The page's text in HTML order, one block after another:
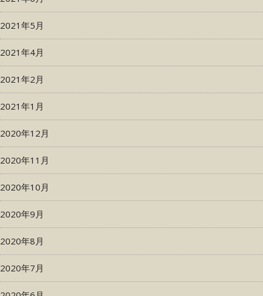
2021年5月
2021年4月
2021年2月
2021年1月
2020年12月
2020年11月
2020年10月
2020年9月
2020年8月
2020年7月